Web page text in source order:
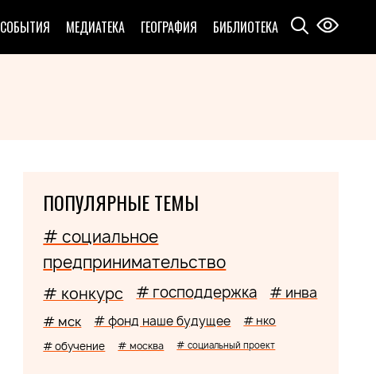
СОБЫТИЯ МЕДИАТЕКА ГЕОГРАФИЯ БИБЛИОТЕКА
ПОПУЛЯРНЫЕ ТЕМЫ
# социальное
предпринимательство
# конкурс # господдержка # инва
# мск # фонд наше будущее # нко
# обучение # москва # социальный проект